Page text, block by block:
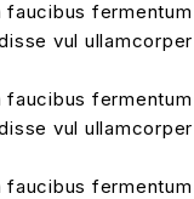
fermentum
vul ullamcorper
fermentum
vul ullamcorper
fermentum